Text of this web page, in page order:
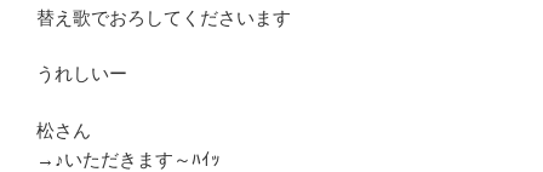
替え歌でおろしてくださいます
うれしいー
松さん
→♪いただきます～ﾊｲｯ